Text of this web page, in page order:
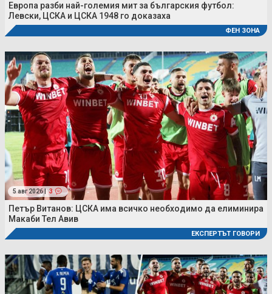
Европа разби най-големия мит за българския футбол:
Левски, ЦСКА и ЦСКА 1948 го доказаха
ФЕН ЗОНА
5 авг 2026 | 3
Петър Витанов: ЦСКА има всичко необходимо да елиминира
Макаби Тел Авив
ЕКСПЕРТЪТ ГОВОРИ